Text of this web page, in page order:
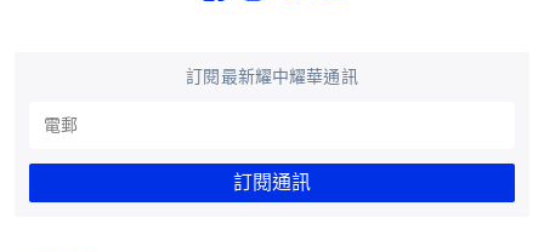
訂閱最新耀中耀華通訊
訂閱通訊